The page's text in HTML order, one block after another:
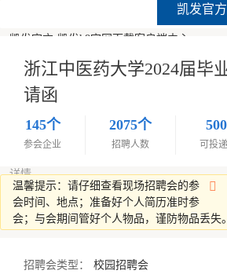
凯发官
凯发官方-凯发k8官网下载客户端中心
招聘会
详情
浙江中医药大学2024届毕
请函
145个
参会企业
2075个
招聘人数 可投
温馨提示：请仔细查看现场招聘会的参
会时间、地点；准备好个人简历准时参
会；与会期间管好个人物品，谨防物品丢失。
招聘会类型：
校园招聘会